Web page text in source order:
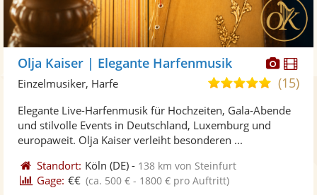
Fotos
Olja Kaiser | Elegante Harfenmusik
5,0
5
(15)
Einzelmusiker, Harfe
Elegante Live-Harfenmusik für Hochzeiten, Gala-Abende
und stilvolle Events in Deutschland, Luxemburg und
europaweit. Olja Kaiser verleiht besonderen ...
Standort: Köln (DE) - 138 km von Steinfurt
Gage: €€ (ca. 500 € - 1800 € pro Auftritt)